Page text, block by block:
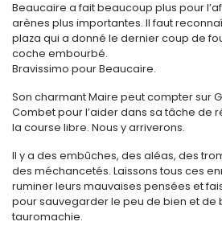
Beaucaire a fait beaucoup plus pour
arènes plus importantes. Il faut
plaza qui a donné le dernier coup de
coche embourbé.
Bravissimo pour Beaucaire.
Son charmant Maire peut compter sur
Combet pour l’aider dans sa tâche de
la course libre. Nous y arriverons.
Il y a des embûches, des aléas, des
des méchancetés. Laissons tous ces
ruminer leurs mauvaises pensées et
pour sauvegarder le peu de bien et de
tauromachie.